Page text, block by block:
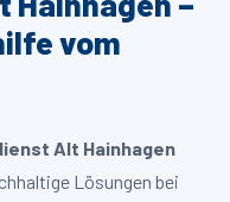
vom
Alt Hainhagen
Lösungen bei